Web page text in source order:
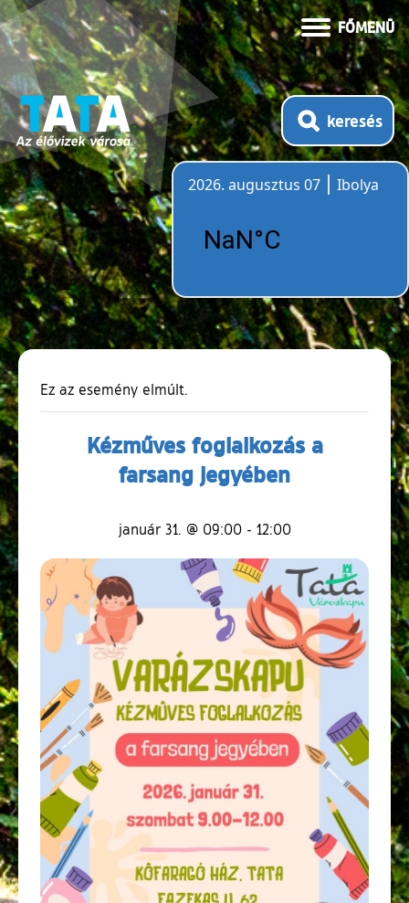
FŐMENÜ
keresés
2026. augusztus 07
Ibolya
Ez az esemény elmúlt.
Kézműves foglalkozás a
farsang jegyében
január 31. @ 09:00- 12:00